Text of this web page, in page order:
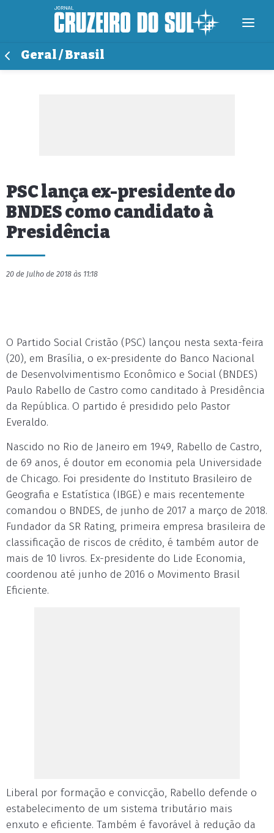
Geral / Brasil
PSC lança ex-presidente do
BNDES como candidato à
Presidência
20 de Julho de 2018 às 11:18
O Partido Social Cristão (PSC) lançou nesta sexta-feira
(20), em Brasília, o ex-presidente do Banco Nacional
de Desenvolvimentismo Econômico e Social (BNDES)
Paulo Rabello de Castro como canditado à Presidência
da República. O partido é presidido pelo Pastor
Everaldo.
Nascido no Rio de Janeiro em 1949, Rabello de Castro,
de 69 anos, é doutor em economia pela Universidade
de Chicago. Foi presidente do Instituto Brasileiro de
Geografia e Estatística (IBGE) e mais recentemente
comandou o BNDES, de junho de 2017 a março de 2018.
Fundador da SR Rating, primeira empresa brasileira de
classificação de riscos de crédito, é também autor de
mais de 10 livros. Ex-presidente do Lide Economia,
coordenou até junho de 2016 o Movimento Brasil
Eficiente.
Liberal por formação e convicção, Rabello defende o
estabelecimento de um sistema tributário mais
enxuto e eficiente. Também é favorável à redução da